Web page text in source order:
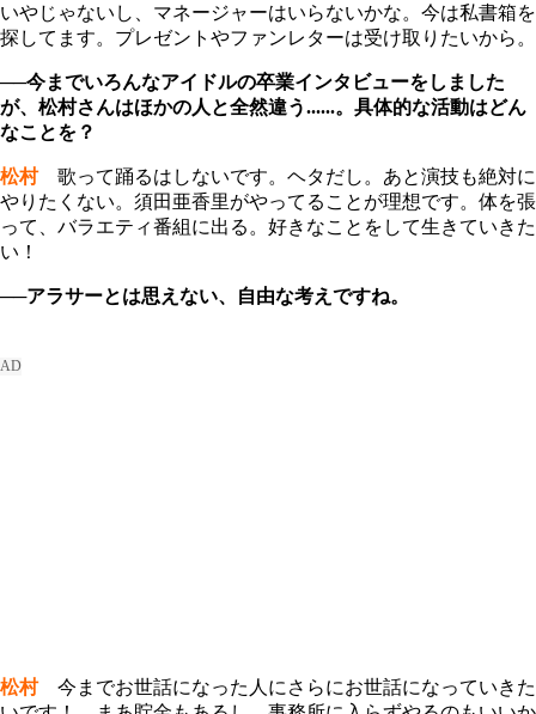
いやじゃないし、マネージャーはいらないかな。今は私書箱を
探してます。プレゼントやファンレターは受け取りたいから。
──今までいろんなアイドルの卒業インタビューをしました
が、松村さんはほかの人と全然違う......。具体的な活動はどん
なことを？
松村歌って踊るはしないです。ヘタだし。あと演技も絶対に
やりたくない。須田亜香里がやってることが理想です。体を張
って、バラエティ番組に出る。好きなことをして生きていきた
い！
──アラサーとは思えない、自由な考えですね。
松村今までお世話になった人にさらにお世話になっていきた